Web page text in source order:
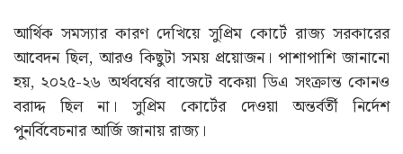
আর্থিক সমস্যার কারণ দেখিয়ে সুপ্রিম কোর্টে রাজ্য সরকারের
আবেদন ছিল, আরও কিছুটা সময় প্রয়োজন। পাশাপাশি জানানো
হয়, ২০২৫-২৬ অর্থবর্ষের বাজেটে বকেয়া ডিএ সংক্রান্ত কোনও
বরাদ্দ ছিল না। সুপ্রিম কোর্টের দেওয়া অন্তর্বর্তী নির্দেশ
পুনর্বিবেচনার আর্জি জানায় রাজ্য।